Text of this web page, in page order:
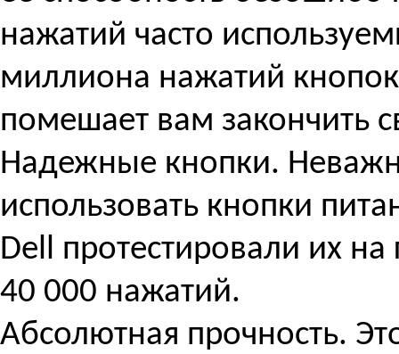
нажатий часто
миллиона нажатий
помешает вам закончить
Надежные кнопки.
использовать кнопки
Dell протестировали их
40 000 нажатий.
Абсолютная прочность.